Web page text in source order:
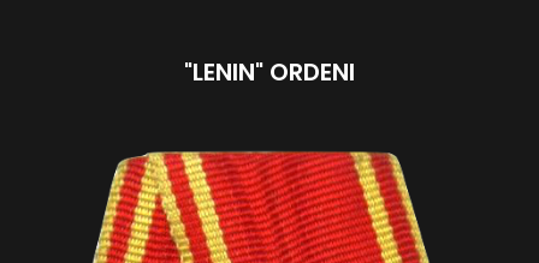
"LENIN" ORDENI